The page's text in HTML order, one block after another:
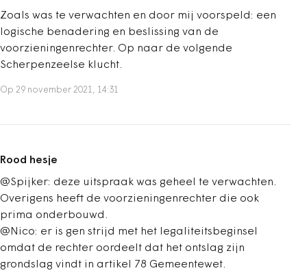
Zoals was te verwachten en door mij voorspeld: een
logische benadering en beslissing van de
voorzieningenrechter. Op naar de volgende
Scherpenzeelse klucht.
Op 29 november 2021, 14:31
Rood hesje
@Spijker: deze uitspraak was geheel te verwachten.
Overigens heeft de voorzieningenrechter die ook
prima onderbouwd.
@Nico: er is gen strijd met het legaliteitsbeginsel
omdat de rechter oordeelt dat het ontslag zijn
grondslag vindt in artikel 78 Gemeentewet.